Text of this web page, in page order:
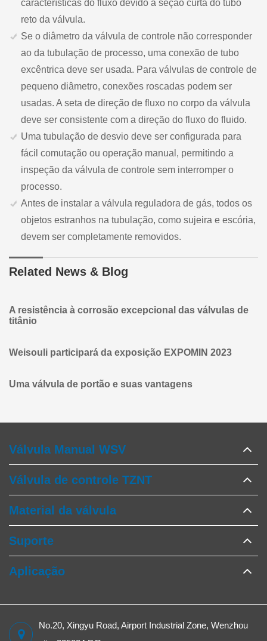
características do fluxo devido à seção curta do tubo
reto da válvula.
Se o diâmetro da válvula de controle não corresponder
ao da tubulação de processo, uma conexão de tubo
excêntrica deve ser usada. Para válvulas de controle de
pequeno diâmetro, conexões roscadas podem ser
usadas. A seta de direção de fluxo no corpo da válvula
deve ser consistente com a direção do fluxo do fluido.
Uma tubulação de desvio deve ser configurada para
fácil comutação ou operação manual, permitindo a
inspeção da válvula de controle sem interromper o
processo.
Antes de instalar a válvula reguladora de gás, todos os
objetos estranhos na tubulação, como sujeira e escória,
devem ser completamente removidos.
Related News & Blog
A resistência à corrosão excepcional das válvulas de
titânio
Weisouli participará da exposição EXPOMIN 2023
Uma válvula de portão e suas vantagens
Válvula Manual WSV
Válvula de controle TZNT
Material da válvula
Suporte
Aplicação
No.20, Xingyu Road, Airport Industrial Zone, Wenzhou